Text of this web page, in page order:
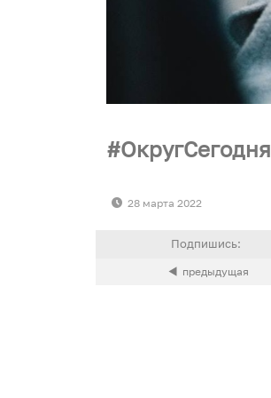
ОкругСегодня
28 марта 2022